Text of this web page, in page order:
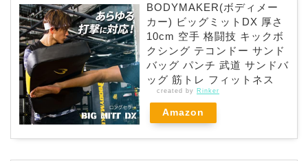
BODYMAKER(ボディメー
カー) ビッグミットDX 厚さ
10cm 空手 格闘技 キックボ
クシング テコンドー サンド
バッグ パンチ 武道 サンドバ
ッグ 筋トレ フィットネス
created by Rinker
Amazon